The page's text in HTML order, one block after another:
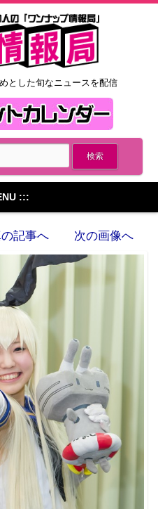
とした旬なニュースを配信
:::
記事へ 次の画像へ